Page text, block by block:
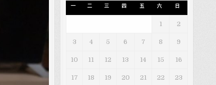
一 二 三 四 五 六 日
1 2
3 4 5 6 7 8 9
10 11 12 13 14 15 16
17 18 19 20 21 22 23